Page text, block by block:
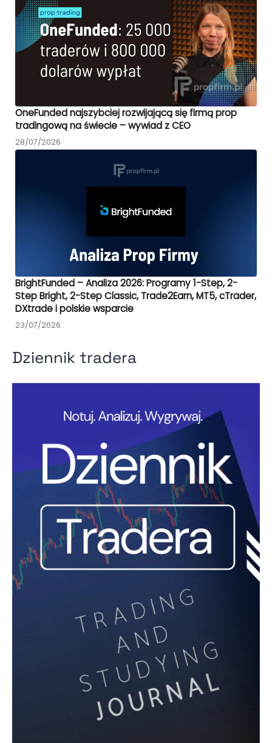
OneFunded najszybciej rozwijającą się firmą prop
tradingową na świecie – wywiad z CEO
28/07/2026
BrightFunded – Analiza 2026: Programy 1-Step, 2-
Step Bright, 2-Step Classic, Trade2Earn, MT5, cTrader,
DXtrade i polskie wsparcie
23/07/2026
Dziennik tradera